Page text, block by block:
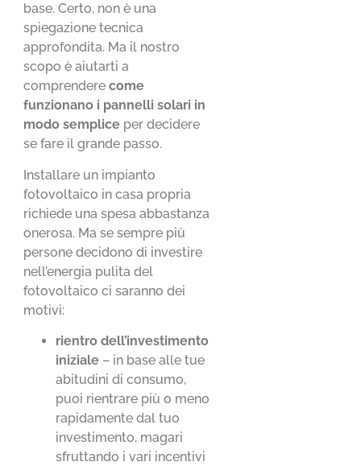
base. Certo, non è una
spiegazione tecnica
approfondita. Ma il nostro
scopo è aiutarti a
comprenderecome
funzionano i pannelli solari in
modo semplice per decidere
se fare il grande passo.
Installare un impianto
fotovoltaico in casa propria
richiede una spesa abbastanza
onerosa. Ma se sempre più
persone decidono di investire
nell’energia pulita del
fotovoltaico ci saranno dei
motivi:
rientro dell’investimento
iniziale – in base alle tue
abitudini di consumo,
puoi rientrare più o meno
rapidamente dal tuo
investimento, magari
sfruttando i vari incentivi